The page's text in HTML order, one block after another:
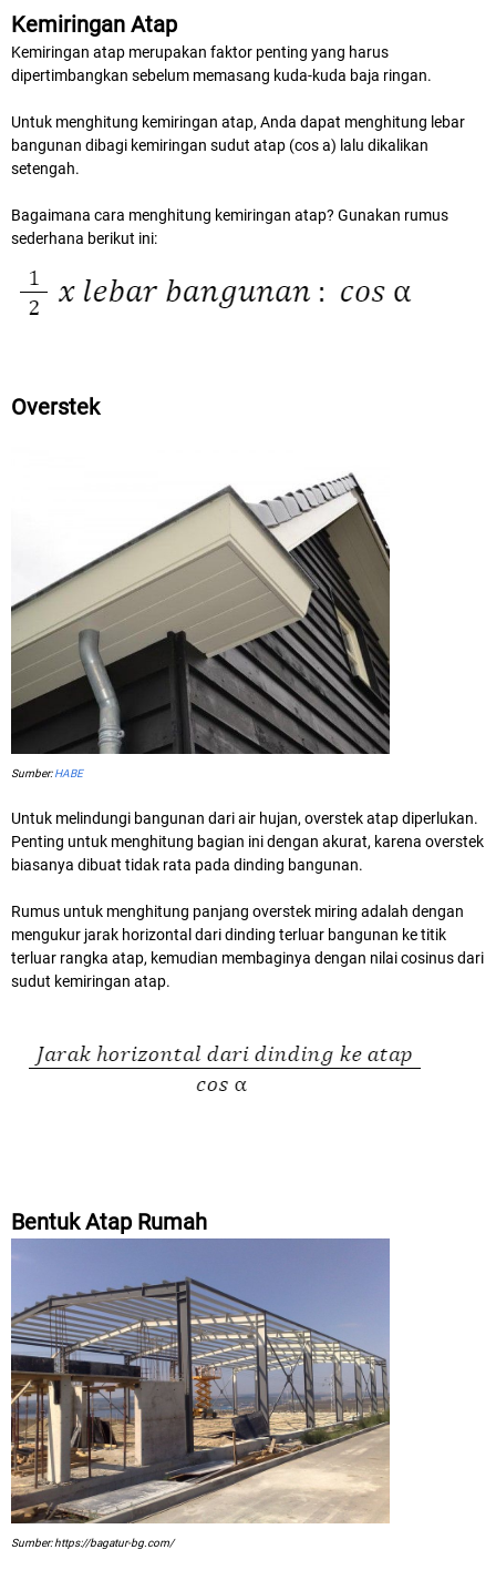
Kemiringan Atap
Kemiringan atap merupakan faktor penting yang harus
dipertimbangkan sebelum memasang kuda-kuda baja ringan.
Untuk menghitung kemiringan atap, Anda dapat menghitung lebar
bangunan dibagi kemiringan sudut atap (cos a) lalu dikalikan
setengah.
Bagaimana cara menghitung kemiringan atap? Gunakan rumus
sederhana berikut ini:
Overstek
Sumber:HABE
Untuk melindungi bangunan dari air hujan, overstek atap diperlukan.
Penting untuk menghitung bagian ini dengan akurat, karena overstek
biasanya dibuat tidak rata pada dinding bangunan.
Rumus untuk menghitung panjang overstek miring adalah dengan
mengukur jarak horizontal dari dinding terluar bangunan ke titik
terluar rangka atap, kemudian membaginya dengan nilai cosinus dari
sudut kemiringan atap.
Bentuk Atap Rumah
Sumber: https://bagatur-bg.com/